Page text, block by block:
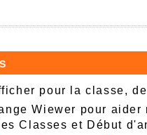
pour la classe,
Wiewer pour
Classes et Début